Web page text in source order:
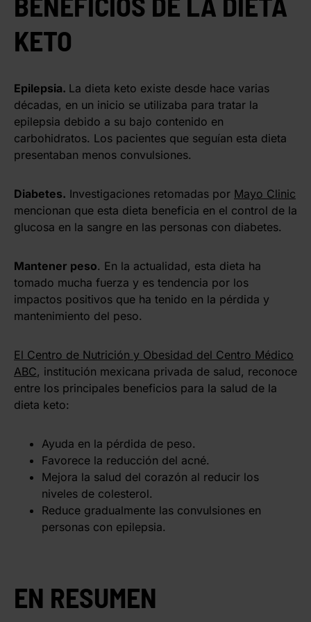
KETO
Epilepsia. La dieta keto existe desde hace varias
décadas, en un inicio se utilizaba para tratar la
epilepsia debido a su bajo contenido en
carbohidratos. Los pacientes que seguían esta dieta
presentaban menos convulsiones.
Diabetes. Investigaciones retomadas por Mayo Clinic
mencionan que esta dieta beneficia en el control de la
glucosa en la sangre en las personas con diabetes.
Mantener peso. En la actualidad, esta dieta ha
tomado mucha fuerza y es tendencia por los
impactos positivos que ha tenido en la pérdida y
mantenimiento del peso.
El Centro de Nutrición y Obesidad del Centro Médico
ABC, institución mexicana privada de salud, reconoce
entre los principales beneficios para la salud de la
dieta keto:
Ayuda en la pérdida de peso.
Favorece la reducción del acné.
Mejora la salud del corazón al reducir los
niveles de colesterol.
Reduce gradualmente las convulsiones en
personas con epilepsia.
EN RESUMEN